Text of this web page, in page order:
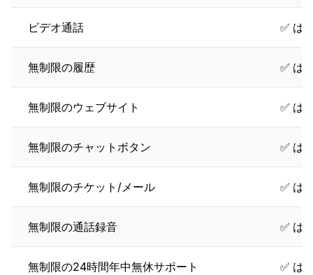
ビデオ通話 ✅ は
無制限の履歴 ✅ は
無制限のウェブサイト ✅ は
無制限のチャットボタン ✅ は
無制限のチケット/メール ✅ は
無制限の通話録音 ✅ は
無制限の24時間年中無休サポート ✅ は